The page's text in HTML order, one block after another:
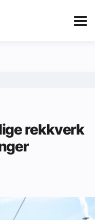
Annonsere i
rekkverk